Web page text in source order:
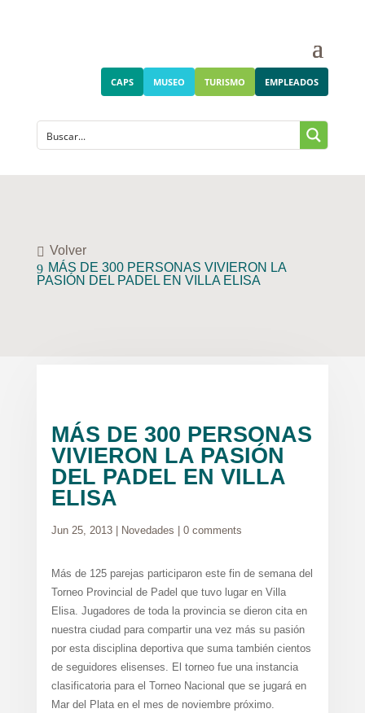
CAPS MUSEO TURISMO EMPLEADOS
Volver
MÁS DE 300 PERSONAS VIVIERON LA
PASIÓN DEL PADEL EN VILLA ELISA
MÁS DE 300 PERSONAS
VIVIERON LA PASIÓN
DEL PADEL EN VILLA
ELISA
Jun 25, 2013| Novedades 0 comments
Más de 125 parejas participaron este fin de semana del
Torneo Provincial de Padel que tuvo lugar en Villa
Elisa. Jugadores de toda la provincia se dieron cita en
nuestra ciudad para compartir una vez más su pasión
por esta disciplina deportiva que suma también cientos
de seguidores elisenses. El torneo fue una instancia
clasificatoria para el Torneo Nacional que se jugará en
Mar del Plata en el mes de noviembre próximo.